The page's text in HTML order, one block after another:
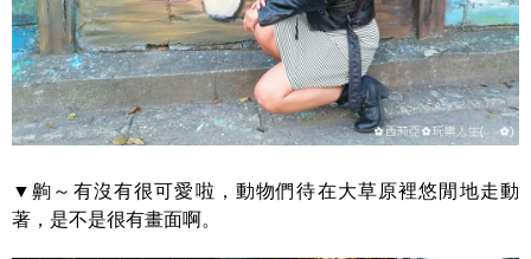
▼齁～有沒有很可愛啦，動物們待在大草原裡悠閒地走動
著，是不是很有畫面啊。